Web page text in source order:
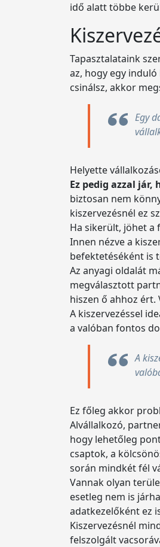
idő alatt többe
Tapasztalataink
az, hogy egy
csinálsz, akkor
Egy
Helyette
Ez pedig azzal
biztosan nem
kiszervezésnél ez
Ha sikerült, jöhet a
Innen nézve a
befektetéséként is
Az anyagi oldalát
megválasztott
hiszen ő ahhoz
A kiszervezéssel
a valóban fontos
A
Ez főleg akkor
Alvállalkozó,
hogy lehetőleg
csaptok, a
során mindkét fél
Vannak olyan
esetleg nem is
adatkezelőként ez
Kiszervezésnél
felszolgált